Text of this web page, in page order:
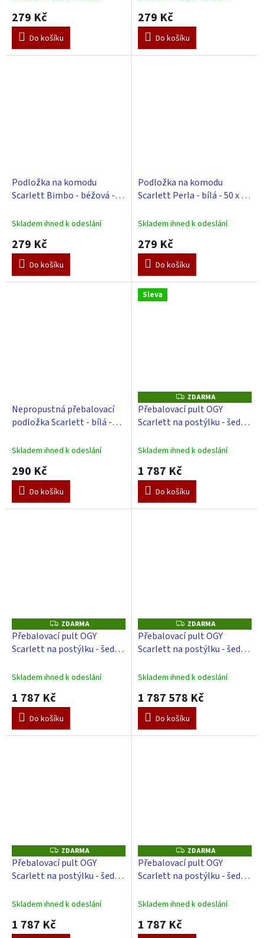
279 Kč
Do košíku
279 Kč
Do košíku
Podložka na komodu
Scarlett Bimbo - béžová -
Skladem ihned k odeslání
279 Kč
Do košíku
Podložka na komodu
Scarlett Perla - bílá - 50 x 72
Skladem ihned k odeslání
279 Kč
Do košíku
Nepropustná přebalovací
podložka Scarlett - bílá -
Skladem ihned k odeslání
290 Kč
Do košíku
Sleva
Z
D
A
R
M
ZDARMA
Přebalovací pult OGY
Scarlett na postýlku - šedý -
Galaxy - zelený
Skladem ihned k odeslání
1 787 Kč
Do košíku
Z
D
A
R
M
ZDARMA
Přebalovací pult OGY
Scarlett na postýlku - šedý -
Slon - Modrý
Skladem ihned k odeslání
1 787 Kč
Do košíku
Z
D
A
R
M
ZDARMA
Přebalovací pult OGY
Scarlett na postýlku - šedý -
Galaxy - Béžový
Skladem ihned k odeslání
1 787 578 Kč
Do košíku
Z
D
A
R
M
ZDARMA
Přebalovací pult OGY
Scarlett na postýlku - šedý -
Galaxy - Modrý
Skladem ihned k odeslání
1 787 Kč
Z
D
A
R
M
ZDARMA
Přebalovací pult OGY
Scarlett na postýlku - šedý -
Hvězdička - Bílá
Skladem ihned k odeslání
1 787 Kč